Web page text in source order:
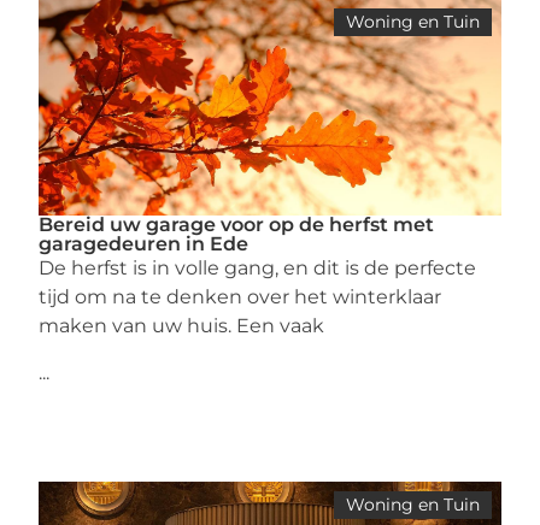
Woning en Tuin
Bereid uw garage voor op de herfst met
garagedeuren in Ede
De herfst is in volle gang, en dit is de perfecte
tijd om na te denken over het winterklaar
maken van uw huis. Een vaak
...
Woning en Tuin